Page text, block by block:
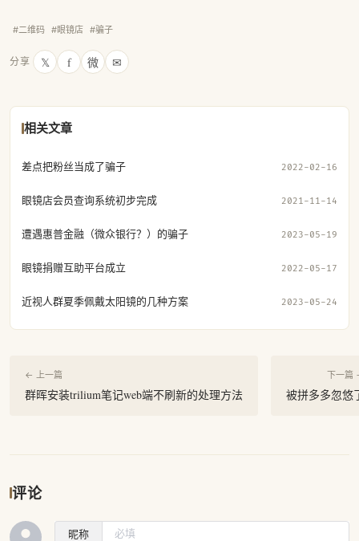
#二维码 #眼镜店 #骗子
分享 𝕏 f 微 ✉
相关文章
差点把粉丝当成了骗子 2022-02-16
眼镜店会员查询系统初步完成 2021-11-14
遭遇惠普金融（微众银行？）的骗子 2023-05-19
眼镜捐赠互助平台成立 2022-05-17
近视人群夏季佩戴太阳镜的几种方案 2023-05-24
← 上一篇
群晖安装trilium笔记web端不刷新的处理方法
下一篇
被拼多多忽悠
评论
昵称